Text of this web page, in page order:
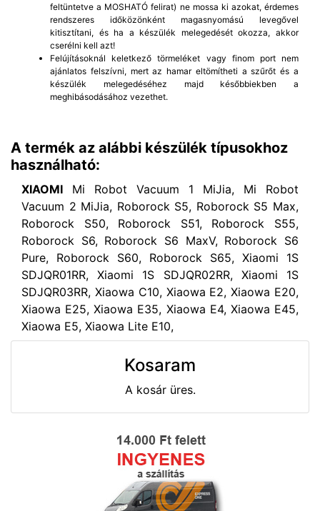
feltüntetve a MOSHATÓ felirat) ne mossa ki azokat, érdemes
rendszeres időközönként magasnyomású levegővel
kitisztítani, és ha a készülék melegedését okozza, akkor
cserélni kell azt!
Felújításoknál keletkező törmeléket vagy finom port nem
ajánlatos felszívni, mert az hamar eltömítheti a szűrőt és a
készülék melegedéséhez majd későbbiekben a
meghibásodásához vezethet.
A termék az alábbi készülék típusokhoz
használható:
XIAOMI Mi Robot Vacuum 1 MiJia, Mi Robot
Vacuum 2 MiJia, Roborock S5, Roborock S5 Max,
Roborock S50, Roborock S51, Roborock S55,
Roborock S6, Roborock S6 MaxV, Roborock S6
Pure, Roborock S60, Roborock S65, Xiaomi 1S
SDJQR01RR, Xiaomi 1S SDJQR02RR, Xiaomi 1S
SDJQR03RR, Xiaowa C10, Xiaowa E2, Xiaowa E20,
Xiaowa E25, Xiaowa E35, Xiaowa E4, Xiaowa E45,
Xiaowa E5, Xiaowa Lite E10,
Kosaram
A kosár üres.